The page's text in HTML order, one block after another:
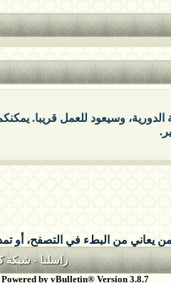
الدورية، وسيعود للعمل قريبا.
يعاني من البطء في التصفح، أو
راسلنا-شبكة
Powered by vBulletin® Version 3.8.7